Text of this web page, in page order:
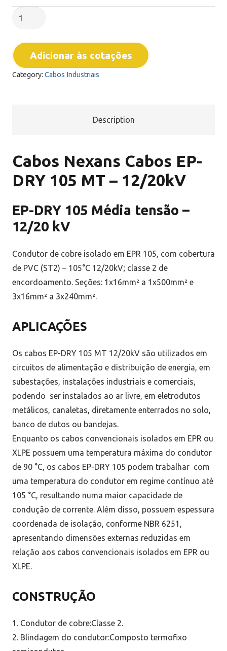
Nexans
Cabos
EP-
DRY
Adicionar às cotações
Category: Cabos Industriais
Description
Cabos Nexans Cabos EP-
DRY 105 MT – 12/20kV
EP-DRY 105 Média tensão –
12/20 kV
Condutor de cobre isolado em EPR 105, com cobertura
de PVC (ST2) – 105°C 12/20kV; classe 2 de
encordoamento. Seções: 1x16mm² a 1x500mm² e
3x16mm² a 3x240mm².
APLICAÇÕES
Os cabos EP-DRY 105 MT 12/20kV são utilizados em
circuitos de alimentação e distribuição de energia, em
subestações, instalações industriais e comerciais,
podendo ser instalados ao ar livre, em eletrodutos
metálicos, canaletas, diretamente enterrados no solo,
banco de dutos ou bandejas.
Enquanto os cabos convencionais isolados em EPR ou
XLPE possuem uma temperatura máxima do condutor
de 90 °C, os cabos EP-DRY 105 podem trabalhar com
uma temperatura do condutor em regime contínuo até
105 °C, resultando numa maior capacidade de
condução de corrente. Além disso, possuem espessura
coordenada de isolação, conforme NBR 6251,
apresentando dimensões externas reduzidas em
relação aos cabos convencionais isolados em EPR ou
XLPE.
CONSTRUÇÃO
1. Condutor de cobre:Classe 2.
2. Blindagem do condutor:Composto termofixo